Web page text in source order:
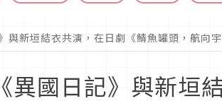
新垣結衣共演，在日劇《鯖魚罐頭，航向宇
國日記》與新垣